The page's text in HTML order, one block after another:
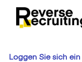
content
Loggen Sie sich ein